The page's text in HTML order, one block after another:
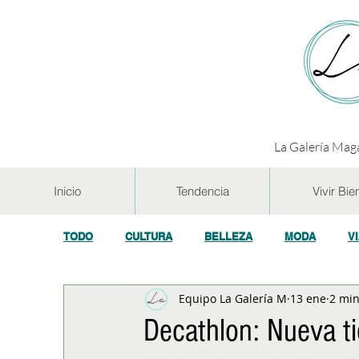
La Galería
Inicio Tendencia Vivir
TODO CULTURA BELLEZA MODA
GASTRONOMÍA Y VINOS SALUD
Decathlon: Nueva
Equipo La Galería M 13 ene 2